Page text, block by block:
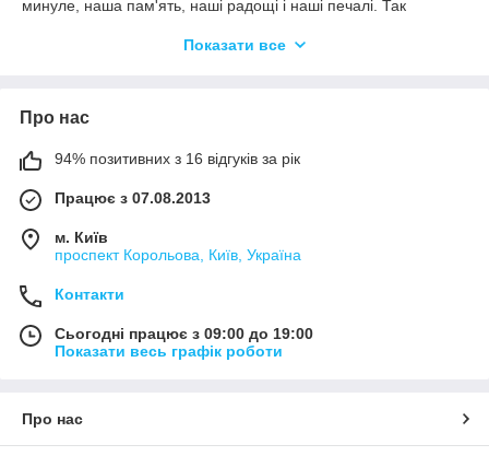
минуле, наша пам'ять, наші радощі і наші печалі. Так
рідними, близькими, друзями. Багато фотографії викликають
є своя історія, своє обличчя. А фотоальбом ― хранитель
історії, скринька вражень і незабутніх емоцій. Фотоальбом та
цінний подарунок і бажане придбання.
розмірів.
Великою перевагою наших альбомів для фотографій є
магнітні листи, захищені спеціальною плівкою.
весільні фотоальбоми;
робота, доступна ціна!!!
Так само можливе нанесення на продукцію Ваших даних.
Показати все
Про нас
94% позитивних з 16 відгуків за рік
Працює з 07.08.2013
м. Київ
проспект Корольова, Київ, Україна
Контакти
Сьогодні працює з 09:00 до 19:00
Показати весь графік роботи
Про нас